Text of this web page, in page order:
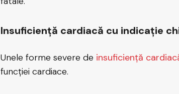
Insuficiență cardiacă cu indicație
Unele forme severe de insuficiență
funcției cardiace.